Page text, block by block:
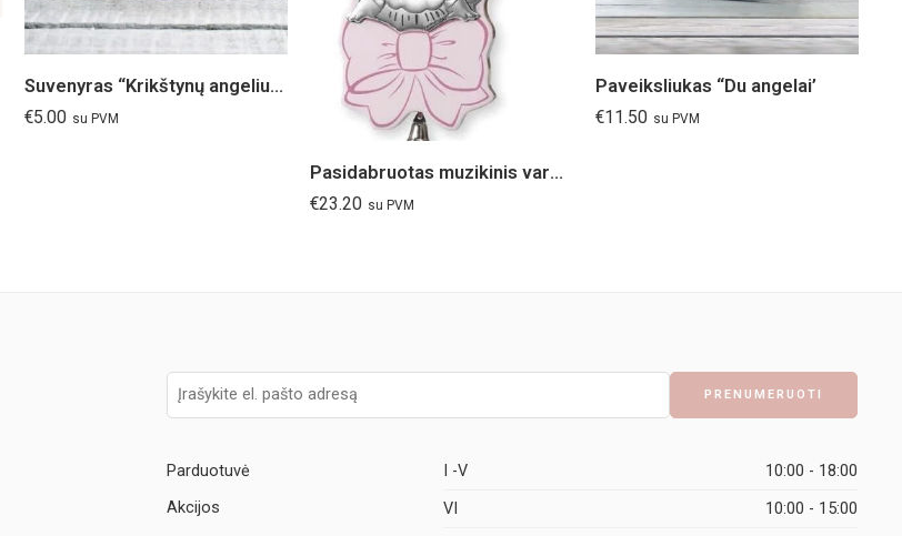
Suvenyras “Krikštynų angeliukas” rožinis
€5.00 su PVM
Pasidabruotas muzikinis varpelis (rožinis)
€23.20 su PVM
Paveiksliukas “Du angelai’
€11.50 su PVM
Parduotuvė
Akcijos
I -V
10:00 - 18:00
VI
10:00 - 15:00